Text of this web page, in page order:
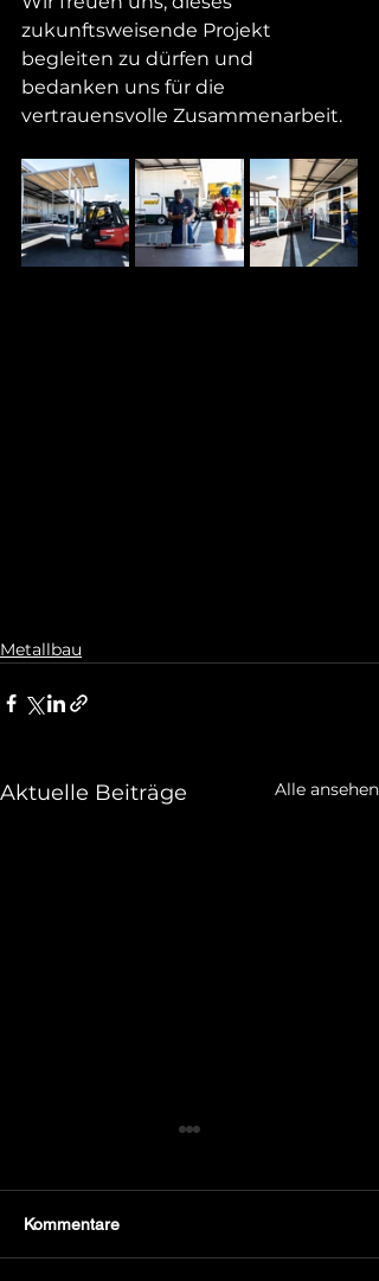
zukunftsweisende Projekt
begleiten zu dürfen und
bedanken uns für die
vertrauensvolle Zusammenarbeit.
Metallbau
Aktuelle Beiträge Alle ansehen
Kommentare